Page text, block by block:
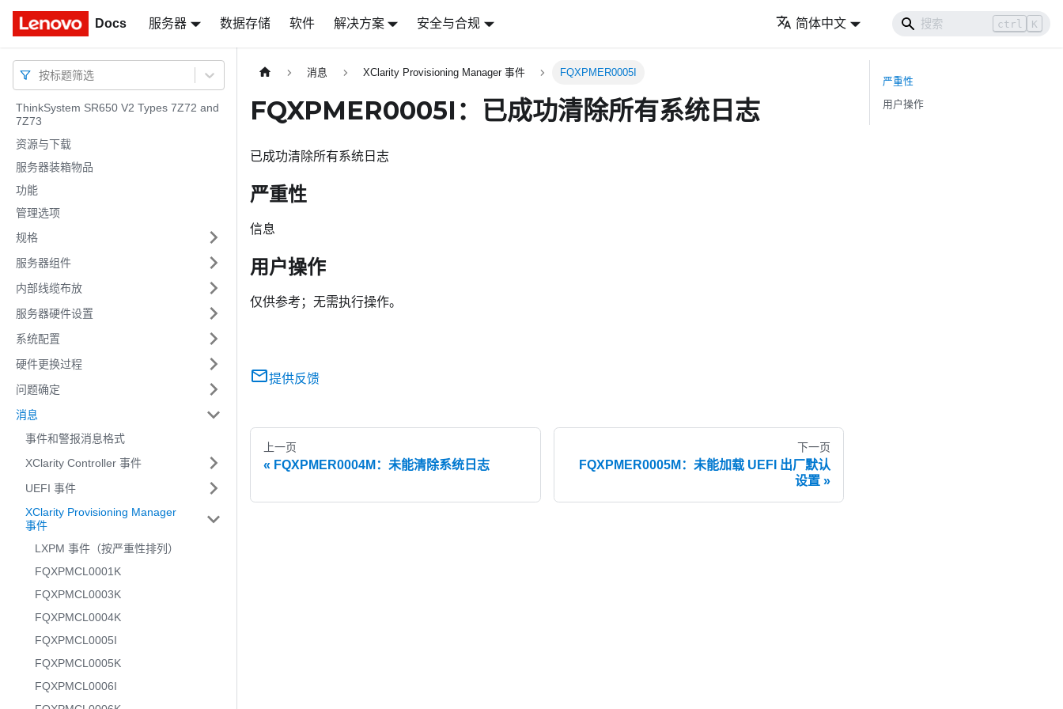
Docs 服务器 数据存储 软件 解决方案 安全与合规 简体中文 ctrl K
Docs
按标题筛选
ThinkSystem SR650 V2 Types 7Z72 and
7Z73
资源与下载
服务器装箱物品
功能
管理选项
规格
服务器组件
内部线缆布放
服务器硬件设置
系统配置
硬件更换过程
问题确定
消息
事件和警报消息格式
XClarity Controller 事件
UEFI 事件
XClarity Provisioning Manager
事件
LXPM 事件（按严重性排列）
FQXPMCL0001K
FQXPMCL0003K
FQXPMCL0004K
FQXPMCL0005I
FQXPMCL0005K
FQXPMCL0006I
消息 XClarity Provisioning Manager 事件 FQXPMER0005I
FQXPMER0005I：已成功清除所有系统日志
已成功清除所有系统日志
严重性
信息
用户操作
仅供参考；无需执行操作。
提供反馈
上一页
FQXPMER0004M：未能清除系统日志
下一页
FQXPMER0005M：未能加载 UEFI 出厂默认
设置
严重性
用户操作